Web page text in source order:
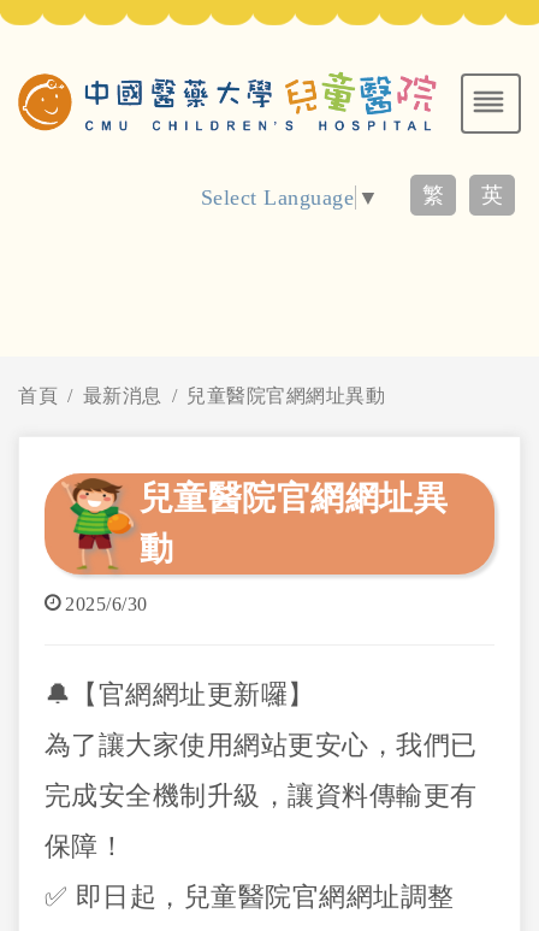
Select Language ▼ 繁 英
首頁 最新消息 兒童醫院官網網址異動
兒童醫院官網網址異
動
2025/6/30
🔔【官網網址更新囉】
為了讓大家使用網站更安心，我們已
完成安全機制升級，讓資料傳輸更有
保障！
✅ 即日起，兒童醫院官網網址調整